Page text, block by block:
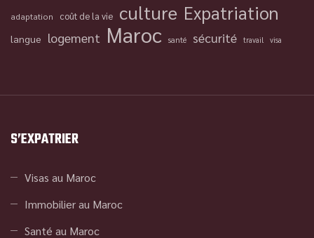
adaptation coût de la vie culture Expatriation
langue logement Maroc santé sécurité travail visa
S’EXPATRIER
Visas au Maroc
Immobilier au Maroc
Santé au Maroc